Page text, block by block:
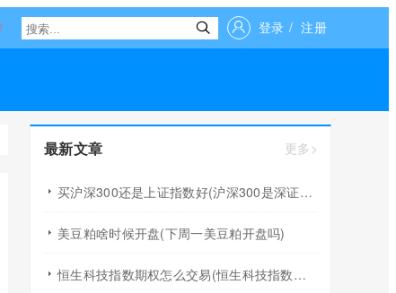
登录 / 注册
最新文章 更多>
买沪深300还是上证指数好(沪深300是深证指数吗)
美豆粕啥时候开盘(下周一美豆粕开盘吗)
恒生科技指数期权怎么交易(恒生科技指数权重)